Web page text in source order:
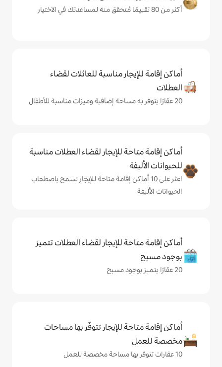
مناسبة للعائلات لقضاء
للإيجار لقضاء العطلات مناسبة
10 أماكن إقامة متاحة للإيجار تسمح باصطحاب
للإيجار لقضاء العطلات تتميز
للإيجار تتوفّر بها مساحات